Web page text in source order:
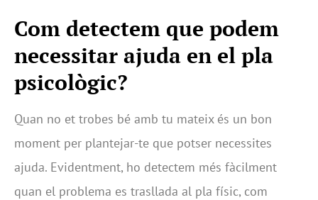
Com detectem que podem
necessitar ajuda en el pla
psicològic?
Quan no et trobes bé amb tu mateix és un bon
moment per plantejar-te que potser necessites
ajuda. Evidentment, ho detectem més fàcilment
quan el problema es trasllada al pla físic, com